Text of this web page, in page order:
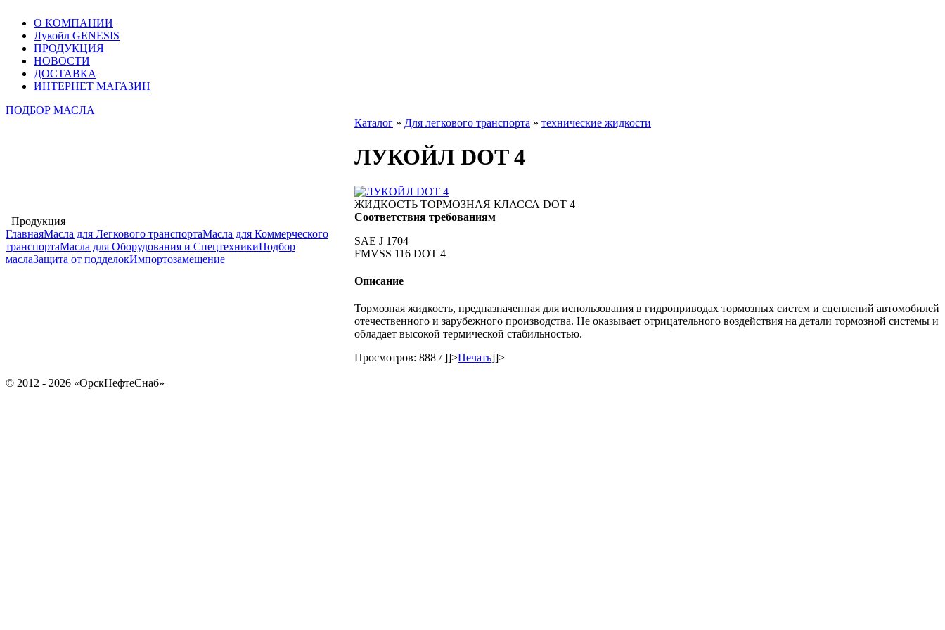
О КОМПАНИИ
Лукойл GENESIS
ПРОДУКЦИЯ
НОВОСТИ
ДОСТАВКА
ИНТЕРНЕТ МАГАЗИН
ПОДБОР МАСЛА
Продукция
ГлавнаяМасла для Легкового транспортаМасла для Коммерческого
транспортаМасла для Оборудования и CпецтехникиПодбор
маслаЗащита от подделокИмпортозамещение
Каталог » Для легкового транспорта » технические жидкости
ЛУКОЙЛ DOT 4
ЖИДКОСТЬ ТОРМОЗНАЯ КЛАССА DOT 4
Соответствия требованиям
SAE J 1704
FMVSS 116 DOT 4
Описание
Тормозная жидкость, предназначенная для использования в гидроприводах тормозных систем и сцеплений автомобилей
отечественного и зарубежного производства. Не оказывает отрицательного воздействия на детали тормозной системы и
обладает высокой термической стабильностью.
Просмотров: 888/ ]]>Печать]]>
© 2012 - 2026 «ОрскНефтеСнаб»